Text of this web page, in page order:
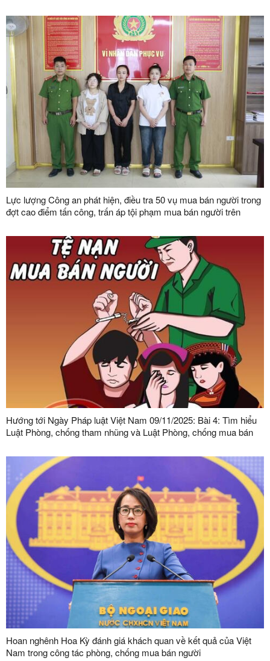
Lực lượng Công an phát hiện, điều tra 50 vụ mua bán người trong
đợt cao điểm tấn công, trấn áp tội phạm mua bán người trên
Hướng tới Ngày Pháp luật Việt Nam 09/11/2025: Bài 4: Tìm hiểu
Luật Phòng, chống tham nhũng và Luật Phòng, chống mua bán
Hoan nghênh Hoa Kỳ đánh giá khách quan về kết quả của Việt
Nam trong công tác phòng, chống mua bán người